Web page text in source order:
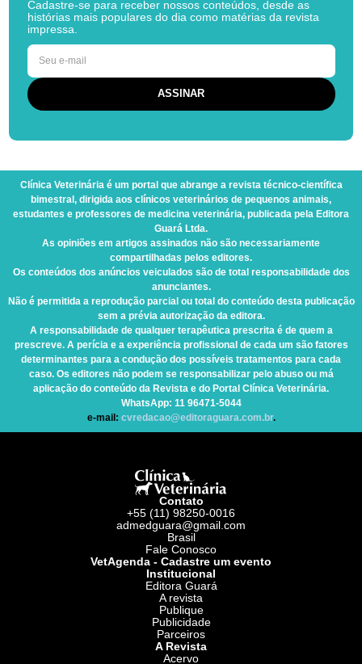
Cadastre-se para receber nossos conteúdos, desde as
histórias mais populares do dia como matérias da revista
impressa.
Clínica Veterinária é um portal que abrange a revista técnico-científica
bimestral, dirigida aos clínicos veterinários de pequenos animais,
estudantes e professores de medicina veterinária, publicada pela Editora
Guará Ltda.
As opiniões em artigos assinados não são necessariamente
compartilhadas pelos editores.
Os conteúdos dos anúncios veiculados são de total responsabilidade dos
anunciantes.
Não é permitida a reprodução parcial ou total do conteúdo desta publicação
sem a prévia autorização da editora.
A responsabilidade de qualquer terapêutica prescrita é de quem a
prescreve. A perícia e a experiência profissional de cada um são fatores
determinantes para a condução dos possíveis tratamentos para cada
caso. Os editores não podem se responsabilizar pelo abuso ou má
aplicação do conteúdo da Revista e do Portal Clínica Veterinária.
WhatsApp: 11 96471-5044
e-mail: cvredacao@editoraguara.com.br.
Contato
+55 (11) 98250-0016
admedguara@gmail.com
Brasil
Fale Conosco
VetAgenda - Cadastre um evento
Institucional
Editora Guará
A revista
Publique
Publicidade
Parceiros
A Revista
Acervo